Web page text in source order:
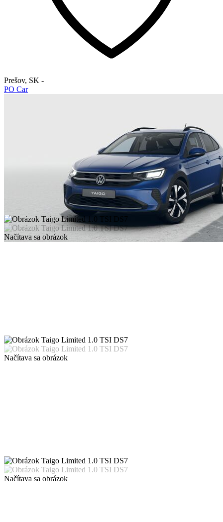
Prešov, SK -
PO Car
Načítava sa obrázok
Načítava sa obrázok
Načítava sa obrázok